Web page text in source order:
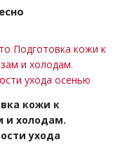
кожи к
и холодам.
ухода